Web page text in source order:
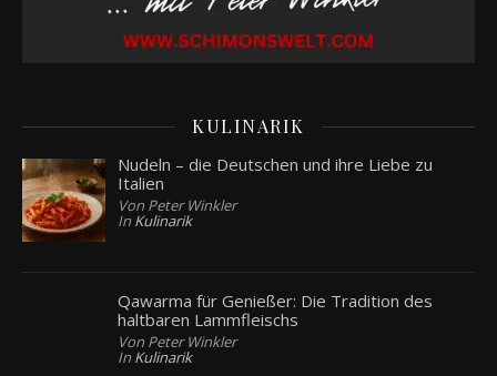
KULINARIK
Nudeln – die Deutschen und ihre Liebe zu
Italien
Von Peter Winkler
In Kulinarik
Qawarma für Genießer: Die Tradition des
haltbaren Lammfleischs
Von Peter Winkler
In Kulinarik